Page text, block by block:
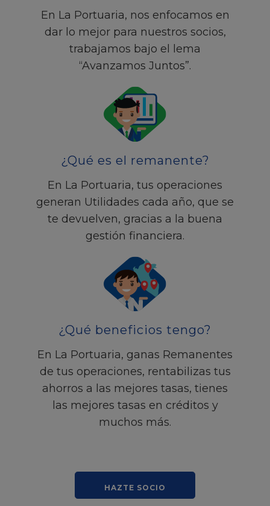
En La Portuaria, nos enfocamos en
dar lo mejor para nuestros socios,
trabajamos bajo el lema
“Avanzamos Juntos”.
¿Qué es el remanente?
En La Portuaria, tus operaciones
generan Utilidades cada año, que se
te devuelven, gracias a la buena
gestión financiera.
¿Qué beneficios tengo?
En La Portuaria, ganas Remanentes
de tus operaciones, rentabilizas tus
ahorros a las mejores tasas, tienes
las mejores tasas en créditos y
muchos más.
HAZTE SOCIO